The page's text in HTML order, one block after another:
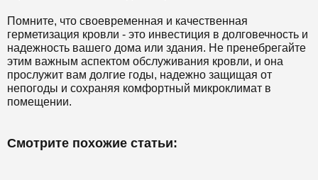
Помните, что своевременная и качественная
герметизация кровли - это инвестиция в долговечность и
надежность вашего дома или здания. Не пренебрегайте
этим важным аспектом обслуживания кровли, и она
прослужит вам долгие годы, надежно защищая от
непогоды и сохраняя комфортный микроклимат в
помещении.
Смотрите похожие статьи: